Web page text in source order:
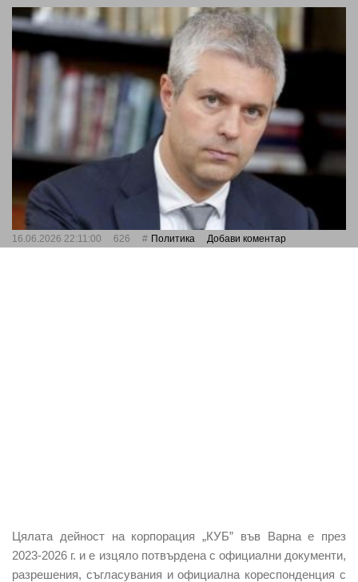
16.06.2026 22:11:00 626 Политика Добави коментар
Цялата дейност на корпорация „КУБ” във Варна е през
2023-2026 г. и е изцяло потвърдена с официални документи,
разрешения, съгласувания и официална кореспонденция с